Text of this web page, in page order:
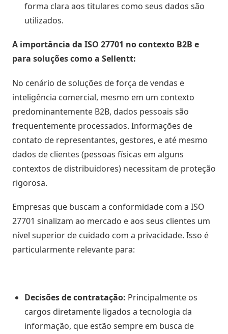
forma clara aos titulares como seus dados são
utilizados.
A importância da ISO 27701 no contexto B2B e
para soluções como a Sellentt:
No cenário de soluções de força de vendas e
inteligência comercial, mesmo em um contexto
predominantemente B2B, dados pessoais são
frequentemente processados. Informações de
contato de representantes, gestores, e até mesmo
dados de clientes (pessoas físicas em alguns
contextos de distribuidores) necessitam de proteção
rigorosa.
Empresas que buscam a conformidade com a ISO
27701 sinalizam ao mercado e aos seus clientes um
nível superior de cuidado com a privacidade. Isso é
particularmente relevante para:
Decisões de contratação: Principalmente os
cargos diretamente ligados a tecnologia da
informação, que estão sempre em busca de